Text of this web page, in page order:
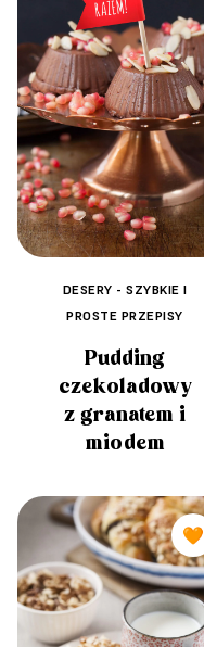
DESERY - SZYBKIE I
PROSTE PRZEPISY
Pudding
czekoladowy
z granatem i
miodem
🧡